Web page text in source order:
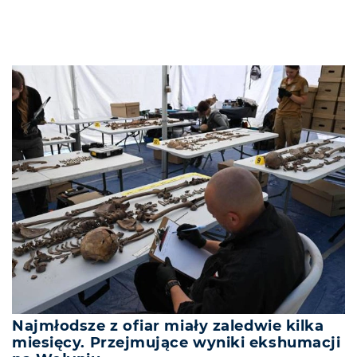
Najmłodsze z ofiar miały zaledwie kilka
miesięcy. Przejmujące wyniki ekshumacji